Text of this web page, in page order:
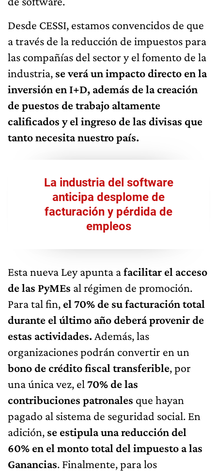
Desde CESSI, estamos convencidos de que
a través de la reducción de impuestos para
las compañías del sector y el fomento de la
industria, se verá un impacto directo en la
inversión en I+D, además de la creación
de puestos de trabajo altamente
calificados y el ingreso de las divisas que
tanto necesita nuestro país.
La industria del software
anticipa desplome de
facturación y pérdida de
empleos
Esta nueva Ley apunta afacilitar el acceso
de las PyMEs al régimen de promoción.
Para tal fin, el 70% de su facturación total
durante el último año deberá provenir de
estas actividades. Además, las
organizaciones podrán convertir en un
bono de crédito fiscal transferible, por
una única vez, el 70% de las
contribuciones patronales que hayan
pagado al sistema de seguridad social. En
adición, se estipula una reducción del
60% en el monto total del impuesto a las
Ganancias. Finalmente, para los